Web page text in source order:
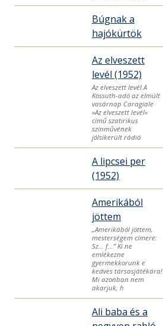
Búgnak a
hajókürtök
Az elveszett
levél (1952)
Az elveszett levél.A
Kossuth-adó az elmúlt
vasárnap Caragiale
»Az elveszett levél«
című szatirikus
színművének
jólsikerült rádió
A lipcsei per
(1952)
Amerikából
jöttem
„Amerikából jöttem,
mesterségem címere:
Sz… f…” Ki ne
emlékezne
gyermekkorunk e
kedves társasjátékára!
Mi azonban nem
akarjuk, h
Ali baba és a